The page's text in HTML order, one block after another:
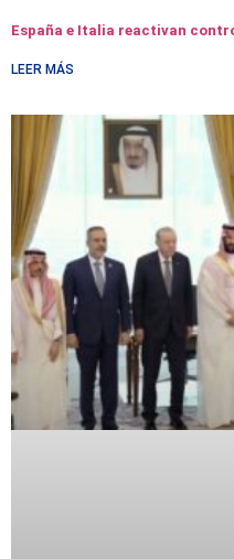
España e Italia reactivan
LEER MÁS